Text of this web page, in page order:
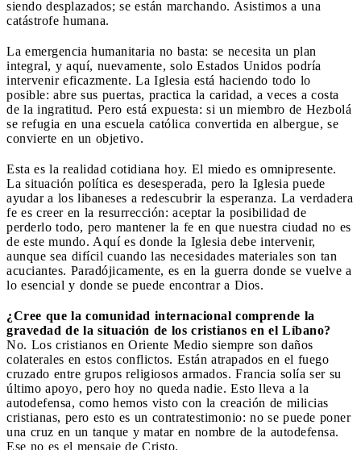
siendo desplazados; se están marchando. Asistimos a una
catástrofe humana.
La emergencia humanitaria no basta: se necesita un plan
integral, y aquí, nuevamente, solo Estados Unidos podría
intervenir eficazmente. La Iglesia está haciendo todo lo
posible: abre sus puertas, practica la caridad, a veces a costa
de la ingratitud. Pero está expuesta: si un miembro de Hezbolá
se refugia en una escuela católica convertida en albergue, se
convierte en un objetivo.
Esta es la realidad cotidiana hoy. El miedo es omnipresente.
La situación política es desesperada, pero la Iglesia puede
ayudar a los libaneses a redescubrir la esperanza. La verdadera
fe es creer en la resurrección: aceptar la posibilidad de
perderlo todo, pero mantener la fe en que nuestra ciudad no es
de este mundo. Aquí es donde la Iglesia debe intervenir,
aunque sea difícil cuando las necesidades materiales son tan
acuciantes. Paradójicamente, es en la guerra donde se vuelve a
lo esencial y donde se puede encontrar a Dios.
¿Cree que la comunidad internacional comprende la
gravedad de la situación de los cristianos en el Líbano?
No. Los cristianos en Oriente Medio siempre son daños
colaterales en estos conflictos. Están atrapados en el fuego
cruzado entre grupos religiosos armados. Francia solía ser su
último apoyo, pero hoy no queda nadie. Esto lleva a la
autodefensa, como hemos visto con la creación de milicias
cristianas, pero esto es un contratestimonio: no se puede poner
una cruz en un tanque y matar en nombre de la autodefensa.
Ese no es el mensaje de Cristo.